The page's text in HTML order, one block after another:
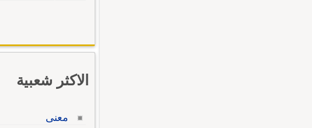
الاكثر شعبية
معنى